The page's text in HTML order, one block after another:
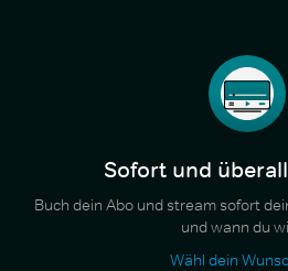
Sofort und
Buch dein Abo und stream sofort
und wann du
Wähl dein